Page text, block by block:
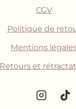
CGV
Politique de
Mentions
Retours et